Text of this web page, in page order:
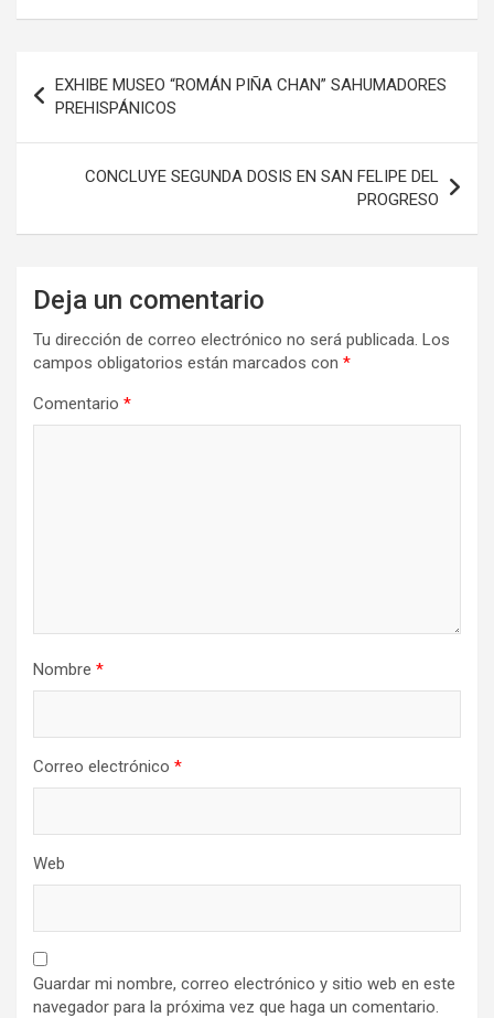
de
entradas
EXHIBE MUSEO “ROMÁN PIÑA CHAN” SAHUMADORES
PREHISPÁNICOS
CONCLUYE SEGUNDA DOSIS EN SAN FELIPE DEL
PROGRESO
Deja un comentario
Tu dirección de correo electrónico no será publicada. Los
campos obligatorios están marcados con *
Comentario *
Nombre *
Correo electrónico *
Web
Guardar mi nombre, correo electrónico y sitio web en este
navegador para la próxima vez que haga un comentario.